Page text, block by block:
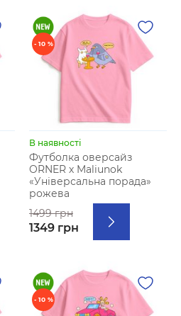
- 10 %
В наявності
Футболка оверсайз
ORNER х Maliunok
«Універсальна порада»
рожева
1499 грн
1349 грн
- 10 %